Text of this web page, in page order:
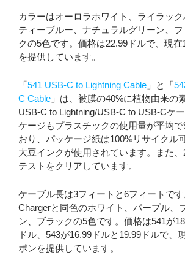
カラーはオーロラホワイト、ライラッ
ティーブルー、ナチュラルグリーン、
クの5色です。価格は22.99ドルで、現
を提供しています。
「541 USB-C to Lightning Cable 」と「
C Cable 」は、被膜の40%に植物由来の
USB-C to Lightning/USB-C to USB-Cケ
ケージもプラスチックの使用量が平均で
おり、パッケージ紙は100%リサイクル
大豆インクが使用されています。また
テストをクリアしています。
ケーブル長は3フィートと6フィートで
Chargerと同色のホワイト、パープル、
ン、ブラックの5色です。価格は541が
ドル、543が16.99ドルと19.99ドルで、
ポンを提供しています。